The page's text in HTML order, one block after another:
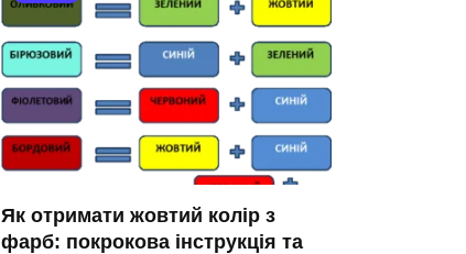
Як отримати жовтий колір з
фарб: покрокова інструкція та